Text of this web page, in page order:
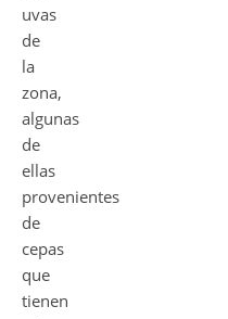
uvas
de
la
zona,
algunas
de
ellas
provenientes
de
cepas
que
tienen